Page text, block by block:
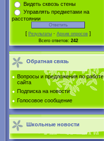
Видеть сквозь стены
Управлять предметами на
расстоянии
[ Результаты · Архив опросов ]
Всего ответов: 242
Обратная связь
Вопросы и предложения по работе
сайта
Подписка на новости
Голосовое сообщение
Школьные новости